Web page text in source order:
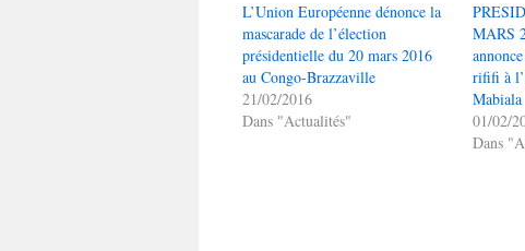
L’Union Européenne dénonce la
mascarade de l’élection
présidentielle du 20 mars 2016
au Congo-Brazzaville
21/02/2016
Dans "Actualités"
MARS
rififi à
Mabiala
01/02/
Dans